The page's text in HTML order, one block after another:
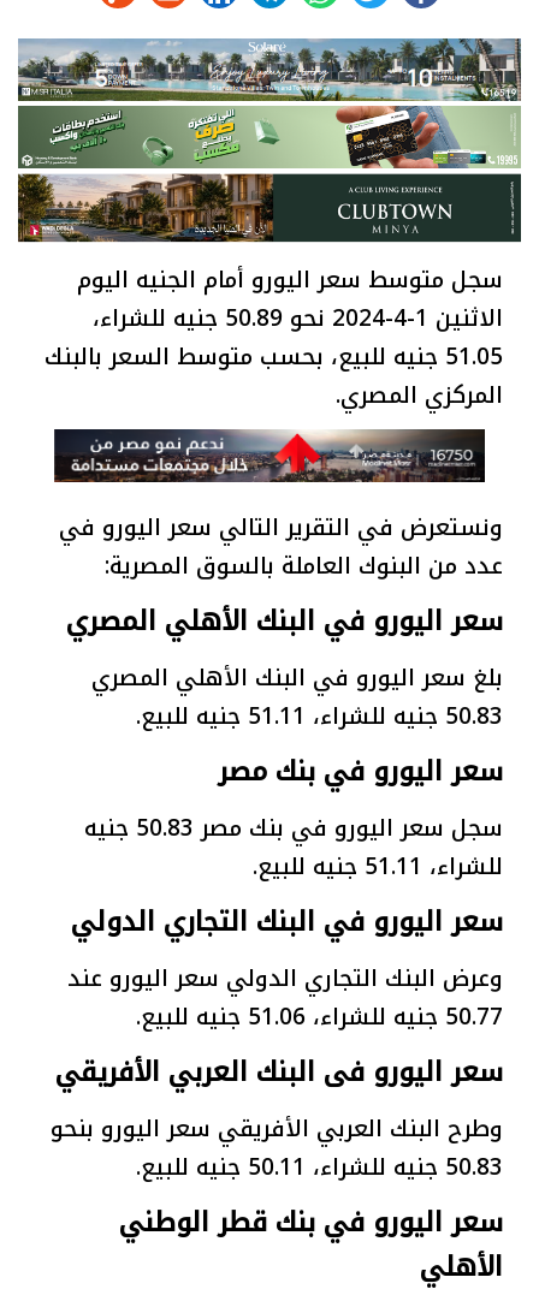
سجل متوسط سعر اليورو أمام الجنيه اليوم
الاثنين 1-4-2024 نحو 50.89 جنيه للشراء،
51.05 جنيه للبيع، بحسب متوسط السعر بالبنك
المركزي المصري.
ونستعرض في التقرير التالي سعر اليورو في
عدد من البنوك العاملة بالسوق المصرية:
سعر اليورو في البنك الأهلي المصري
بلغ سعر اليورو في البنك الأهلي المصري
50.83 جنيه للشراء، 51.11 جنيه للبيع.
سعر اليورو في بنك مصر
سجل سعر اليورو في بنك مصر 50.83 جنيه
للشراء، 51.11 جنيه للبيع.
سعر اليورو في البنك التجاري الدولي
وعرض البنك التجاري الدولي سعر اليورو عند
50.77 جنيه للشراء، 51.06 جنيه للبيع.
سعر اليورو فى البنك العربي الأفريقي
وطرح البنك العربي الأفريقي سعر اليورو بنحو
50.83 جنيه للشراء، 50.11 جنيه للبيع.
سعر اليورو في بنك قطر الوطني
الأهلي